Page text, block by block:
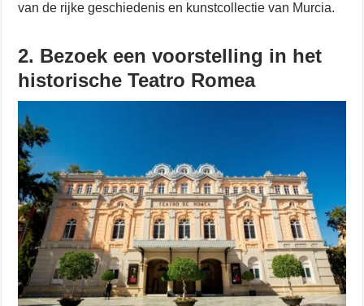
van de rijke geschiedenis en kunstcollectie van Murcia.
2. Bezoek een voorstelling in het
historische Teatro Romea